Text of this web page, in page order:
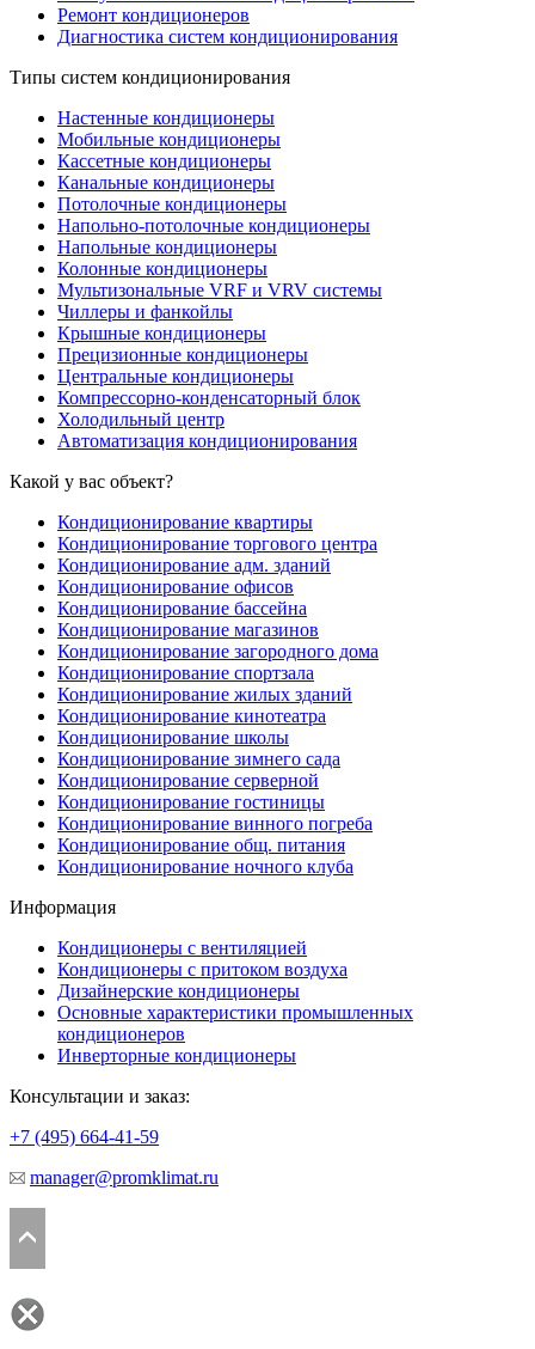
Ремонт кондиционеров
Диагностика систем кондиционирования
Типы систем кондиционирования
Настенные кондиционеры
Мобильные кондиционеры
Кассетные кондиционеры
Канальные кондиционеры
Потолочные кондиционеры
Напольно-потолочные кондиционеры
Напольные кондиционеры
Колонные кондиционеры
Мультизональные VRF и VRV системы
Чиллеры и фанкойлы
Крышные кондиционеры
Прецизионные кондиционеры
Центральные кондиционеры
Компрессорно-конденсаторный блок
Холодильный центр
Автоматизация кондиционирования
Какой у вас объект?
Кондиционирование квартиры
Кондиционирование торгового центра
Кондиционирование адм. зданий
Кондиционирование офисов
Кондиционирование бассейна
Кондиционирование магазинов
Кондиционирование загородного дома
Кондиционирование спортзала
Кондиционирование жилых зданий
Кондиционирование кинотеатра
Кондиционирование школы
Кондиционирование зимнего сада
Кондиционирование серверной
Кондиционирование гостиницы
Кондиционирование винного погреба
Кондиционирование общ. питания
Кондиционирование ночного клуба
Информация
Кондиционеры с вентиляцией
Кондиционеры с притоком воздуха
Дизайнерские кондиционеры
Основные характеристики промышленных
кондиционеров
Инверторные кондиционеры
Консультации и заказ:
+7 (495) 664-41-59
manager@promklimat.ru